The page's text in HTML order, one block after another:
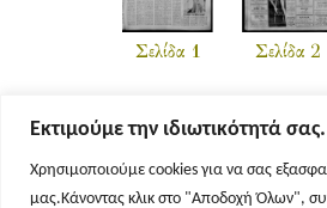
Εκτιμούμε την ιδιωτικότητά σας.
Χρησιμοποιούμε cookies για να σας
μας.Κάνοντας κλικ στο "Αποδοχή Όλων",
Σελίδα 1 Σελίδα 2